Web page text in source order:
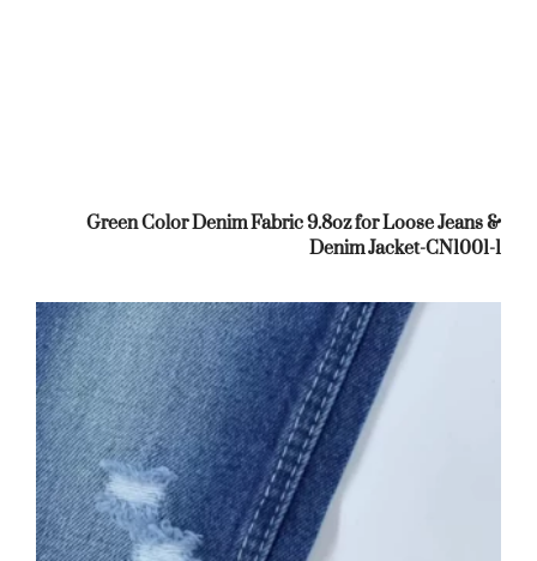
Green Color Denim Fabric 9.8oz for Loose Jeans &
Denim Jacket-CN1001-1